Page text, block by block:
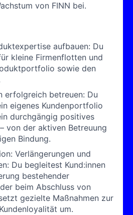
von FINN bei.
aufbauen: Du
kleine Firmenflotten und
sowie den
erfolgreich betreuen: Du
eigenes Kundenportfolio
durchgängig positives
von der aktiven Betreuung
Bindung.
Verlängerungen und
Du begleitest Kund:innen
bestehender
beim Abschluss von
gezielte Maßnahmen zur
um.